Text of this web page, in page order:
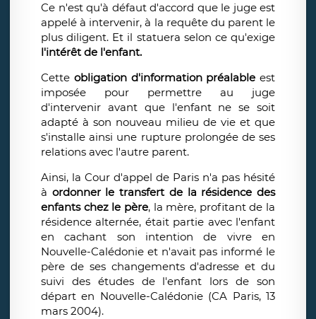
Ce n'est qu'à défaut d'accord que le juge est
appelé à intervenir, à la requête du parent le
plus diligent. Et il statuera selon ce qu'exige
l'intérêt de l'enfant.
Cette obligation d'information préalable est
imposée pour permettre au juge
d'intervenir avant que l'enfant ne se soit
adapté à son nouveau milieu de vie et que
s'installe ainsi une rupture prolongée de ses
relations avec l'autre parent.
Ainsi, la Cour d'appel de Paris n'a pas hésité
à ordonner le transfert de la résidence des
enfants chez le père, la mère, profitant de la
résidence alternée, était partie avec l'enfant
en cachant son intention de vivre en
Nouvelle-Calédonie et n'avait pas informé le
père de ses changements d'adresse et du
suivi des études de l'enfant lors de son
départ en Nouvelle-Calédonie (CA Paris, 13
mars 2004).